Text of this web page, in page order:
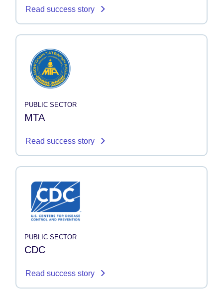
Read success story
PUBLIC SECTOR
MTA
Read success story
PUBLIC SECTOR
CDC
Read success story